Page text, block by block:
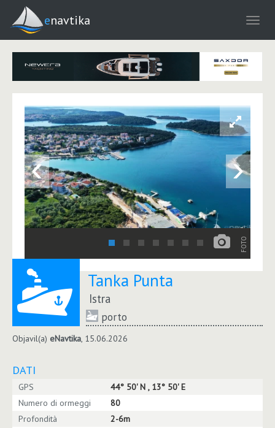
enavtika
‹ ›
FOTO
Tanka Punta
Istra
porto
Objavil(a) eNavtika, 15.06.2026
DATI
GPS
44° 50' N , 13° 50' E
Numero di ormeggi
80
Profondità
2-6m